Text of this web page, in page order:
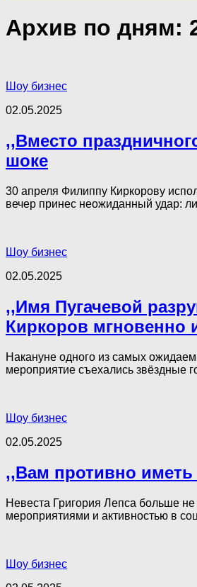
Архив по дням:
Шоу бизнес
02.05.2025
,,Вместо
шоке
30 апреля Филиппу Киркорову
вечер принес неожиданный удар:
Шоу бизнес
02.05.2025
,,Имя Пугачевой
Киркоров мгновенно
Накануне одного из самых
мероприятие съехались звёздные
Шоу бизнес
02.05.2025
,,Вам противно иметь
Невеста Григория Лепса больше
мероприятиями и активностью в
Шоу бизнес